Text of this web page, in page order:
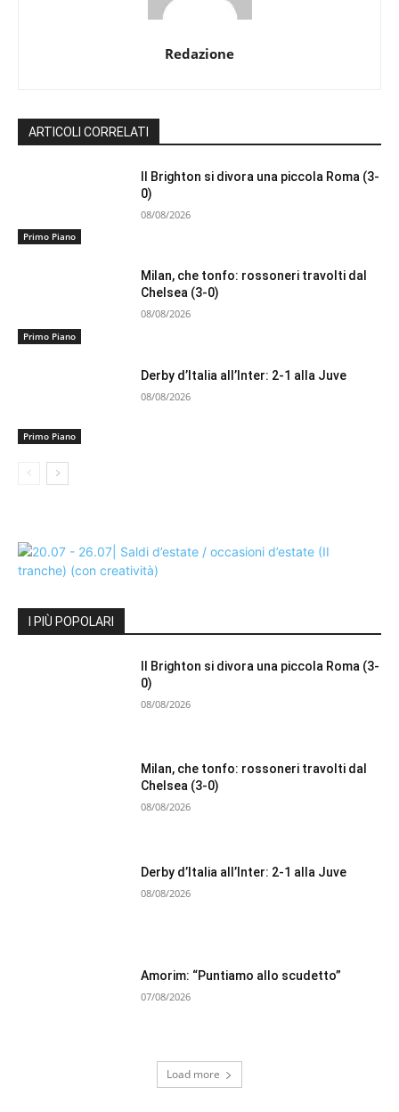
Redazione
ARTICOLI CORRELATI
Primo Piano
Il Brighton si divora una piccola Roma (3-
0)
08/08/2026
Primo Piano
Milan, che tonfo: rossoneri travolti dal
Chelsea (3-0)
08/08/2026
Primo Piano
Derby d’Italia all’Inter: 2-1 alla Juve
08/08/2026
I PIÙ POPOLARI
Il Brighton si divora una piccola Roma (3-
0)
08/08/2026
Milan, che tonfo: rossoneri travolti dal
Chelsea (3-0)
08/08/2026
Derby d’Italia all’Inter: 2-1 alla Juve
08/08/2026
Amorim: “Puntiamo allo scudetto”
07/08/2026
Load more